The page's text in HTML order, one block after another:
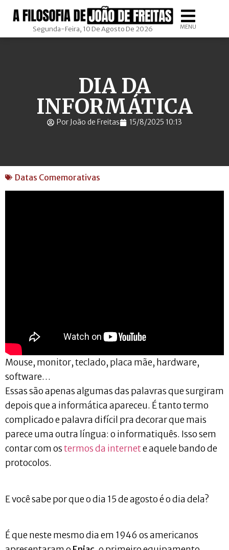
Segunda-Feira, 10 De Agosto De 2026 MENU
DIA DA
INFORMÁTICA
Por João de Freitas 15/8/2025 10:13
Datas Comemorativas
Mouse, monitor, teclado, placa mãe, hardware,
software…
Essas são apenas algumas das palavras que surgiram
depois que a informática apareceu. É tanto termo
complicado e palavra difícil pra decorar que mais
parece uma outra língua: o informatiquês. Isso sem
contar com ostermos da internete aquele bando de
protocolos.
E você sabe por que o dia 15 de agosto é o dia dela?
É que neste mesmo dia em 1946 os americanos